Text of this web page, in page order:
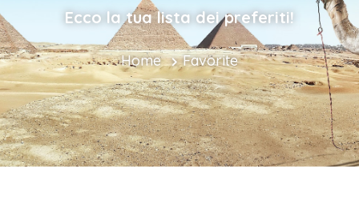
Ecco la tua lista dei preferiti!
Home Favorite